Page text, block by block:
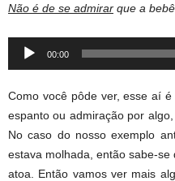
Não é de se admirar que a
Audio
00:00
Como você pôde ver, esse aí
espanto ou admiração por
No caso do nosso exemplo
estava molhada, então sabe-
atoa. Então vamos ver mais